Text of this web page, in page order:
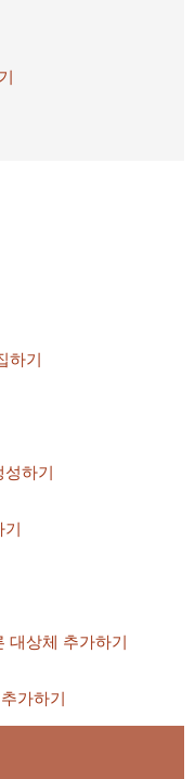
하기
하기
대상체 추가하기
가하기